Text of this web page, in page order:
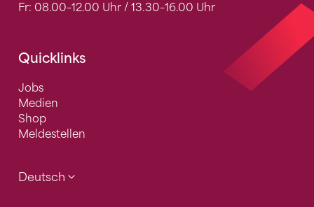
Fr: 08.00–12.00 Uhr / 13.30–16.00 Uhr
Quicklinks
Jobs
Medien
Shop
Meldestellen
Deutsch